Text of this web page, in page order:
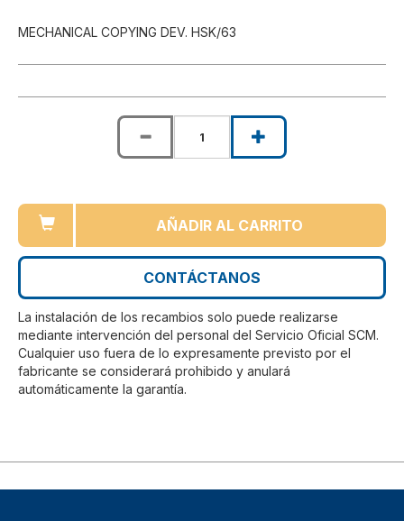
MECHANICAL COPYING DEV. HSK/63
AÑADIR AL CARRITO
CONTÁCTANOS
La instalación de los recambios solo puede realizarse
mediante intervención del personal del Servicio Oficial SCM.
Cualquier uso fuera de lo expresamente previsto por el
fabricante se considerará prohibido y anulará
automáticamente la garantía.